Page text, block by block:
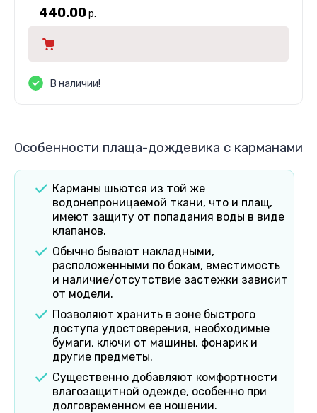
440.00р.
В наличии!
Особенности плаща-дождевика с карманами
Карманы шьются из той же
водонепроницаемой ткани, что и плащ,
имеют защиту от попадания воды в виде
клапанов.
Обычно бывают накладными,
расположенными по бокам, вместимость
и наличие/отсутствие застежки зависит
от модели.
Позволяют хранить в зоне быстрого
доступа удостоверения, необходимые
бумаги, ключи от машины, фонарик и
другие предметы.
Существенно добавляют комфортности
влагозащитной одежде, особенно при
долговременном ее ношении.